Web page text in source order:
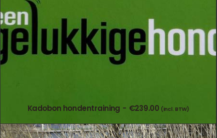
Kadobon hondentraining €239.00 (incl. BTW)